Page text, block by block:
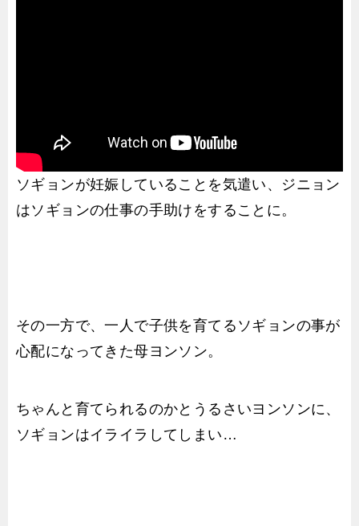
ソギョンが妊娠していることを気遣い、ジニョン
はソギョンの仕事の手助けをすることに。
その一方で、一人で子供を育てるソギョンの事が
心配になってきた母ヨンソン。
ちゃんと育てられるのかとうるさいヨンソンに、
ソギョンはイライラしてしまい…